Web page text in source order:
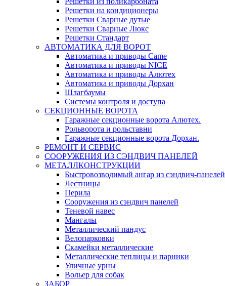
Решетки на кондиционеры
Решетки Сварные дутые
Решетки Сварные Люкс
Решетки Стандарт
АВТОМАТИКА ДЛЯ ВОРОТ
Автоматика и приводы Came
Автоматика и приводы NICE
Автоматика и приводы Алютех
Автоматика и приводы Дорхан
Шлагбаумы
Системы контроля и доступа
СЕКЦИОННЫЕ ВОРОТА
Гаражные секционные ворота Алютех.
Рольворота и рольставни
Гаражные секционные ворота Дорхан.
РЕМОНТ И СЕРВИС
СООРУЖЕНИЯ ИЗ СЭНДВИЧ ПАНЕЛЕЙ
МЕТАЛЛКОНСТРУКЦИИ
Быстровозводимый ангар из сэндвич-панелей
Лестницы
Перила
Сооружения из сэндвич панелей
Теневой навес
Мангалы
Металлический пандус
Велопарковки
Скамейки металлические
Металлические теплицы и парники
Уличные урны
Вольер для собак
ЗАБОР